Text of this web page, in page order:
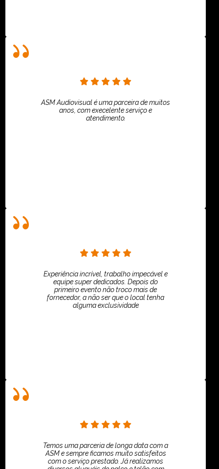
ASM Audiovisual é uma parceira de muitos
anos, com execelente serviço e
atendimento.
Experiência incrível, trabalho impecável e
equipe super dedicados. Depois do
primeiro evento não troco mais de
fornecedor, a não ser que o local tenha
alguma exclusividade
Temos uma parceria de longa data com a
ASM e sempre ficamos muito satisfeitos
com o serviço prestado. Já realizamos